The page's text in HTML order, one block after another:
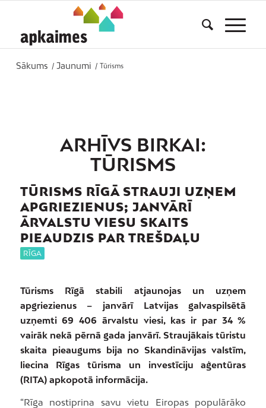
Sākums / Jaunumi / Tūrisms
ARHĪVS BIRKAI:
TŪRISMS
TŪRISMS RĪGĀ STRAUJI UZŅEM
APGRIEZIENUS; JANVĀRĪ
ĀRVALSTU VIESU SKAITS
PIEAUDZIS PAR TREŠDAĻU
RĪGA
Tūrisms Rīgā stabili atjaunojas un uzņem
apgriezienus – janvārī Latvijas galvaspilsētā
uzņemti 69 406 ārvalstu viesi, kas ir par 34 %
vairāk nekā pērnā gada janvārī. Straujākais tūristu
skaita pieaugums bija no Skandināvijas valstīm,
liecina Rīgas tūrisma un investīciju aģentūras
(RITA) apkopotā informācija.
“Rīga nostiprina savu vietu Eiropas populārāko